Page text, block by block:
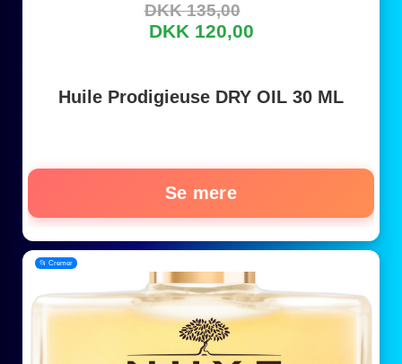
DKK 135,00
DKK 120,00
Huile Prodigieuse DRY OIL 30 ML
Se mere
📂 Cremer